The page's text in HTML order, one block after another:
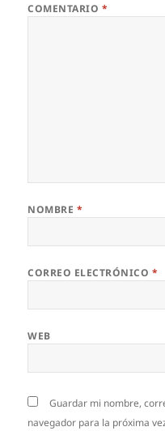
COMENTARIO *
NOMBRE *
CORREO ELECTRÓNICO *
WEB
Guardar mi nombre,
navegador para la próxima